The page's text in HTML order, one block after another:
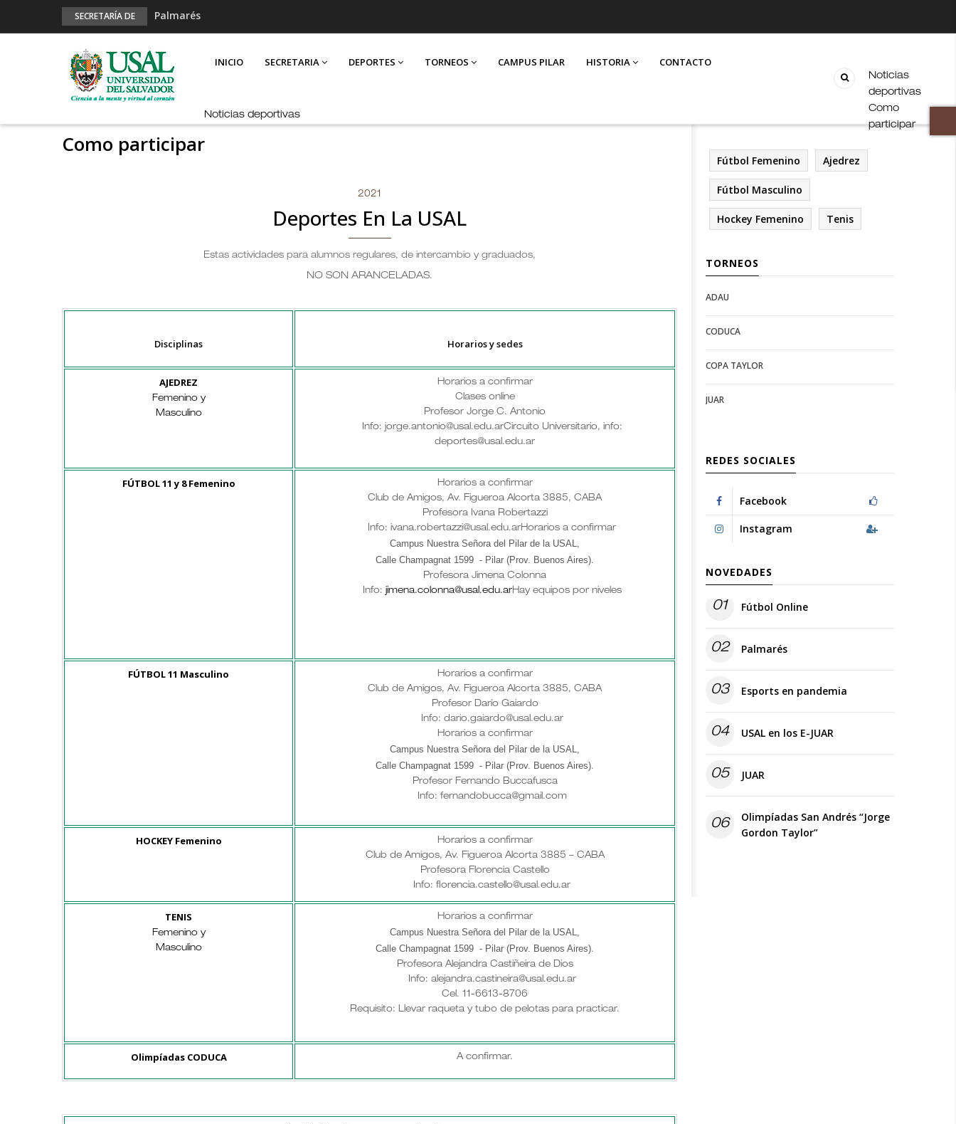
SECRETARÍA DE
Palmarés
Esports en pandemia
USAL en los E-JUAR
JUAR
Fútbol Online
MAIN
INICIO SECRETARIA DEPORTES TORNEOS CAMPUS PILAR HISTORIA CONTACTO
Noticias
deportivas
Como
participar
Noticias deportivas
Como participar
2021
Deportes En La USAL
Estas actividades para alumnos regulares, de intercambio y graduados,
NO SON ARANCELADAS.
Disciplinas Horarios y sedes
AJEDREZ
Femenino y
Masculino
Horarios a confirmar
Clases online
Profesor Jorge C. Antonio
Info: jorge.antonio@usal.edu.arCircuito Universitario, info:
deportes@usal.edu.ar
FÚTBOL 11 y 8 Femenino
Horarios a confirmar
Club de Amigos, Av. Figueroa Alcorta 3885, CABA
Profesora Ivana Robertazzi
Info: ivana.robertazzi@usal.edu.arHorarios a confirmar
Campus Nuestra Señora del Pilar de la USAL,
Calle Champagnat 1599 - Pilar (Prov. Buenos Aires).
Profesora Jimena Colonna
Info: jimena.colonna@usal.edu.arHay equipos por niveles
FÚTBOL 11 Masculino
Horarios a confirmar
Club de Amigos, Av. Figueroa Alcorta 3885, CABA
Profesor Darío Gaiardo
Info: dario.gaiardo@usal.edu.ar
Horarios a confirmar
Campus Nuestra Señora del Pilar de la USAL,
Calle Champagnat 1599 - Pilar (Prov. Buenos Aires).
Profesor Fernando Buccafusca
Info: fernandobucca@gmail.com
HOCKEY Femenino
Horarios a confirmar
Club de Amigos, Av. Figueroa Alcorta 3885 – CABA
Profesora Florencia Castello
Info: florencia.castello@usal.edu.ar
TENIS
Femenino y
Masculino
Horarios a confirmar
Campus Nuestra Señora del Pilar de la USAL,
Calle Champagnat 1599 - Pilar (Prov. Buenos Aires).
Profesora Alejandra Castiñeira de Dios
Info: alejandra.castineira@usal.edu.ar
Cel. 11-6613-8706
Requisito: Llevar raqueta y tubo de pelotas para practicar.
Olimpíadas CODUCA A confirmar.
Fútbol Femenino Ajedrez
Fútbol Masculino
Hockey Femenino Tenis
TORNEOS
Open
Deportes
configuration
options
Open
configuration
options
ADAU
CODUCA
COPA TAYLOR
JUAR
REDES SOCIALES
Facebook
Instagram
NOVEDADES
01 Fútbol Online
02 Palmarés
03 Esports en pandemia
04 USAL en los E-JUAR
05 JUAR
06
Olimpíadas San Andrés “Jorge
Gordon Taylor”